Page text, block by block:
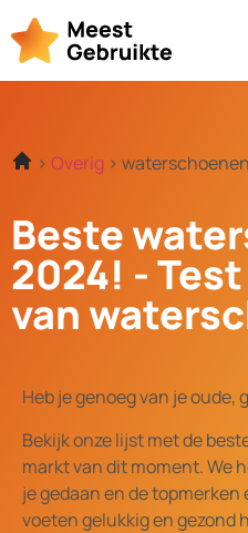
Overig waterschoenen
Beste
2024! -
van
Heb je genoeg van je
Bekijk onze lijst met de
markt van dit moment. We
je gedaan en de
voeten gelukkig en gezond